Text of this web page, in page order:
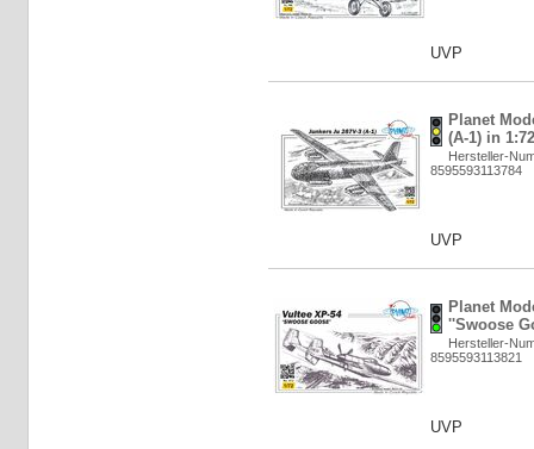
UVP
Planet
(A-1) in
Hersteller-
8595593113784
UVP
Planet
''Swoose
Hersteller-
8595593113821
UVP